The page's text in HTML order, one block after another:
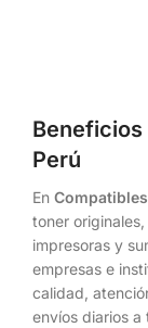
Beneficios
Perú
En
toner
impresoras y
empresas e
calidad,
envíos diarios